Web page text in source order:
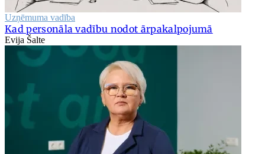
Uzņēmuma vadība
Kad personāla vadību nodot ārpakalpojumā
Evija Šalte